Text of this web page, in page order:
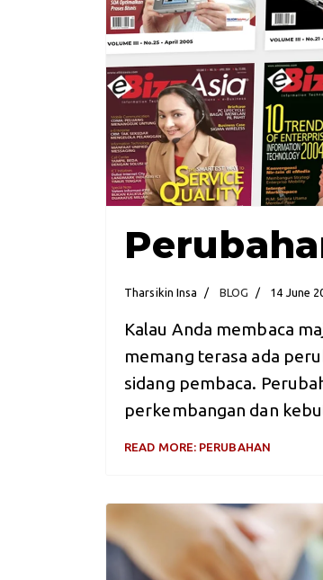
Tharsikin Insa BLOG 14 June
Kalau Anda membaca
memang terasa ada
sidang pembaca.
perkembangan dan
READ MORE: PERUBAHAN